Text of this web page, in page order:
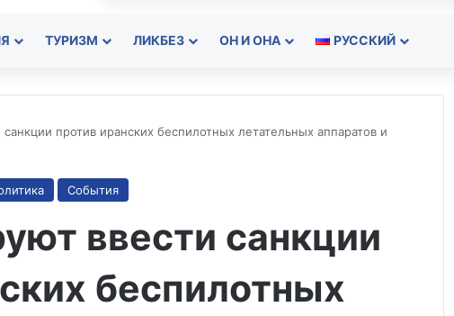
ТУРИЗМ ЛИКБЕЗ ОН И ОНА РУССКИЙ
против иранских беспилотных летательных аппаратов и
События
ввести санкции
беспилотных